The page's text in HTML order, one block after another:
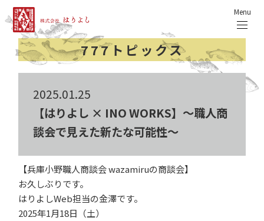
Menu
777トピックス
2025.01.25
【はりよし × INO WORKS】～職人商
談会で見えた新たな可能性～
【兵庫小野職人商談会 wazamiruの商談会】
お久しぶりです。
はりよしWeb担当の金澤です。
2025年1月18日（土）